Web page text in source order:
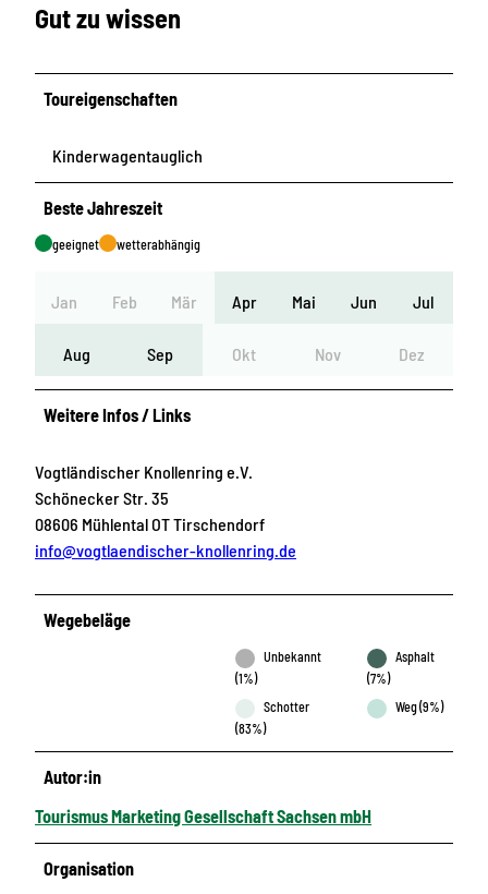
Gut zu wissen
Toureigenschaften
Kinderwagentauglich
Beste Jahreszeit
geeignet wetterabhängig
Jan Feb Mär Apr Mai Jun Jul
Aug Sep Okt Nov Dez
Weitere Infos / Links
Vogtländischer Knollenring e.V.
Schönecker Str. 35
08606 Mühlental OT Tirschendorf
info@vogtlaendischer-knollenring.de
Wegebeläge
Unbekannt
(1%)
Asphalt
(7%)
Schotter
(83%)
Weg (9%)
Autor:in
Tourismus Marketing Gesellschaft Sachsen mbH
Organisation